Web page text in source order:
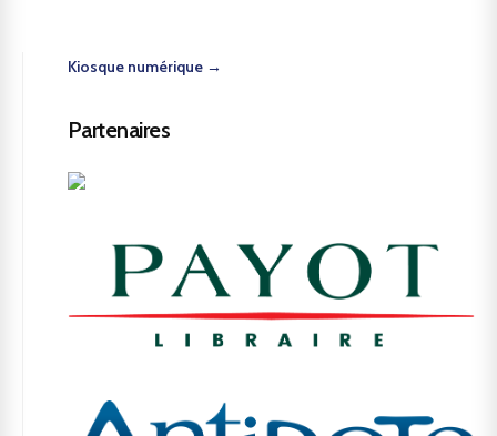
Kiosque numérique →
Partenaires